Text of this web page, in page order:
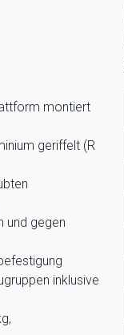
montiert
geriffelt (R
und gegen
inklusive